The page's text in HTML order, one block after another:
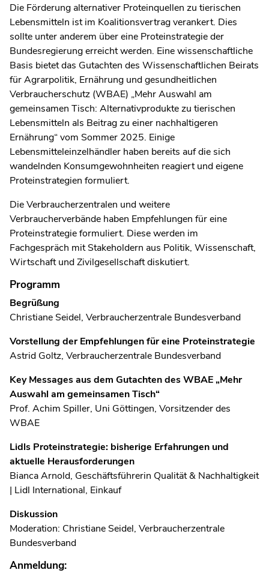
Die Förderung alternativer Proteinquellen zu tierischen
Lebensmitteln ist im Koalitionsvertrag verankert. Dies
sollte unter anderem über eine Proteinstrategie der
Bundesregierung erreicht werden. Eine wissenschaftliche
Basis bietet das Gutachten des Wissenschaftlichen Beirats
für Agrarpolitik, Ernährung und gesundheitlichen
Verbraucherschutz (WBAE) „Mehr Auswahl am
gemeinsamen Tisch: Alternativprodukte zu tierischen
Lebensmitteln als Beitrag zu einer nachhaltigeren
Ernährung“ vom Sommer 2025. Einige
Lebensmitteleinzelhändler haben bereits auf die sich
wandelnden Konsumgewohnheiten reagiert und eigene
Proteinstrategien formuliert.
Die Verbraucherzentralen und weitere
Verbraucherverbände haben Empfehlungen für eine
Proteinstrategie formuliert. Diese werden im
Fachgespräch mit Stakeholdern aus Politik, Wissenschaft,
Wirtschaft und Zivilgesellschaft diskutiert.
Programm
Begrüßung
Christiane Seidel, Verbraucherzentrale Bundesverband
Vorstellung der Empfehlungen für eine Proteinstrategie
Astrid Goltz, Verbraucherzentrale Bundesverband
Key Messages aus dem Gutachten des WBAE „Mehr
Auswahl am gemeinsamen Tisch“
Prof. Achim Spiller, Uni Göttingen, Vorsitzender des
WBAE
Lidls Proteinstrategie: bisherige Erfahrungen und
aktuelle Herausforderungen
Bianca Arnold, Geschäftsführerin Qualität & Nachhaltigkeit
| Lidl International, Einkauf
Diskussion
Moderation: Christiane Seidel, Verbraucherzentrale
Bundesverband
Anmeldung: